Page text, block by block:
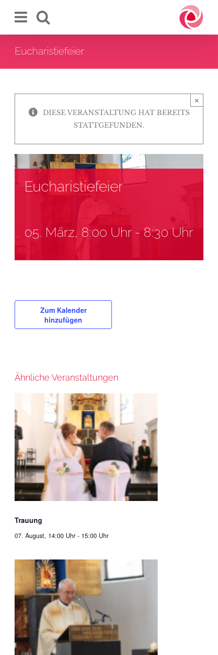
Inhalt
Eucharistiefeier
×
DIESE VERANSTALTUNG HAT BEREITS
STATTGEFUNDEN.
Eucharistiefeier
05. März, 8:00 Uhr- 8:30 Uhr
Zum Kalender
hinzufügen
Ähnliche Veranstaltungen
Trauung
07. August, 14:00 Uhr - 15:00 Uhr